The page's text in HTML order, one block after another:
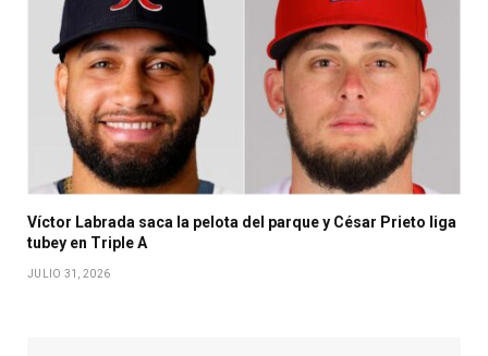
Víctor Labrada saca la pelota del parque y César Prieto liga
tubey en Triple A
JULIO 31, 2026